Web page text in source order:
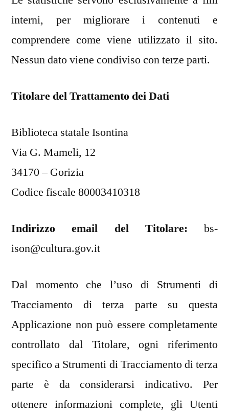
interni, per migliorare i contenuti e
comprendere come viene utilizzato il sito.
Nessun dato viene condiviso con terze parti.
Titolare del Trattamento dei Dati
Biblioteca statale Isontina
Via G. Mameli, 12
34170 – Gorizia
Codice fiscale 80003410318
Indirizzo email del Titolare: bs-
ison@cultura.gov.it
Dal momento che l’uso di Strumenti di
Tracciamento di terza parte su questa
Applicazione non può essere completamente
controllato dal Titolare, ogni riferimento
specifico a Strumenti di Tracciamento di terza
parte è da considerarsi indicativo. Per
ottenere informazioni complete, gli Utenti